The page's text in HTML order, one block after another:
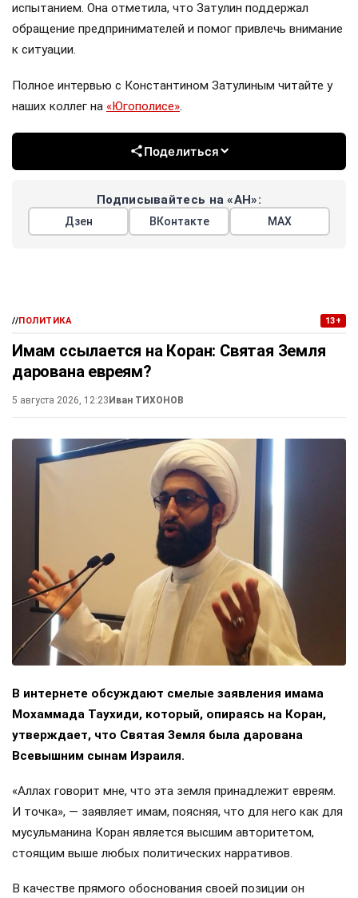
испытанием. Она отметила, что Затулин поддержал
обращение предпринимателей и помог привлечь внимание
к ситуации.
Полное интервью с Константином Затулиным читайте у
наших коллег на «Югополисе».
Поделиться
Подписывайтесь на «АН»:
Дзен ВКонтакте МАХ
//ПОЛИТИКА 13+
Имам ссылается на Коран: Святая Земля
дарована евреям?
5 августа 2026, 12:23Иван ТИХОНОВ
В интернете обсуждают смелые заявления имама
Мохаммада Таухиди, который, опираясь на Коран,
утверждает, что Святая Земля была дарована
Всевышним сынам Израиля.
«Аллах говорит мне, что эта земля принадлежит евреям.
И точка», — заявляет имам, поясняя, что для него как для
мусульманина Коран является высшим авторитетом,
стоящим выше любых политических нарративов.
В качестве прямого обоснования своей позиции он